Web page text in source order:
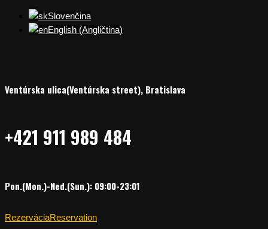
Slovenčina
English (Angličtina)
Ventúrska ulica(Ventúrska street), Bratislava
+421 911 989 484
Pon.(Mon.)-Ned.(Sun.): 09:00-23:01
RezerváciaReservation